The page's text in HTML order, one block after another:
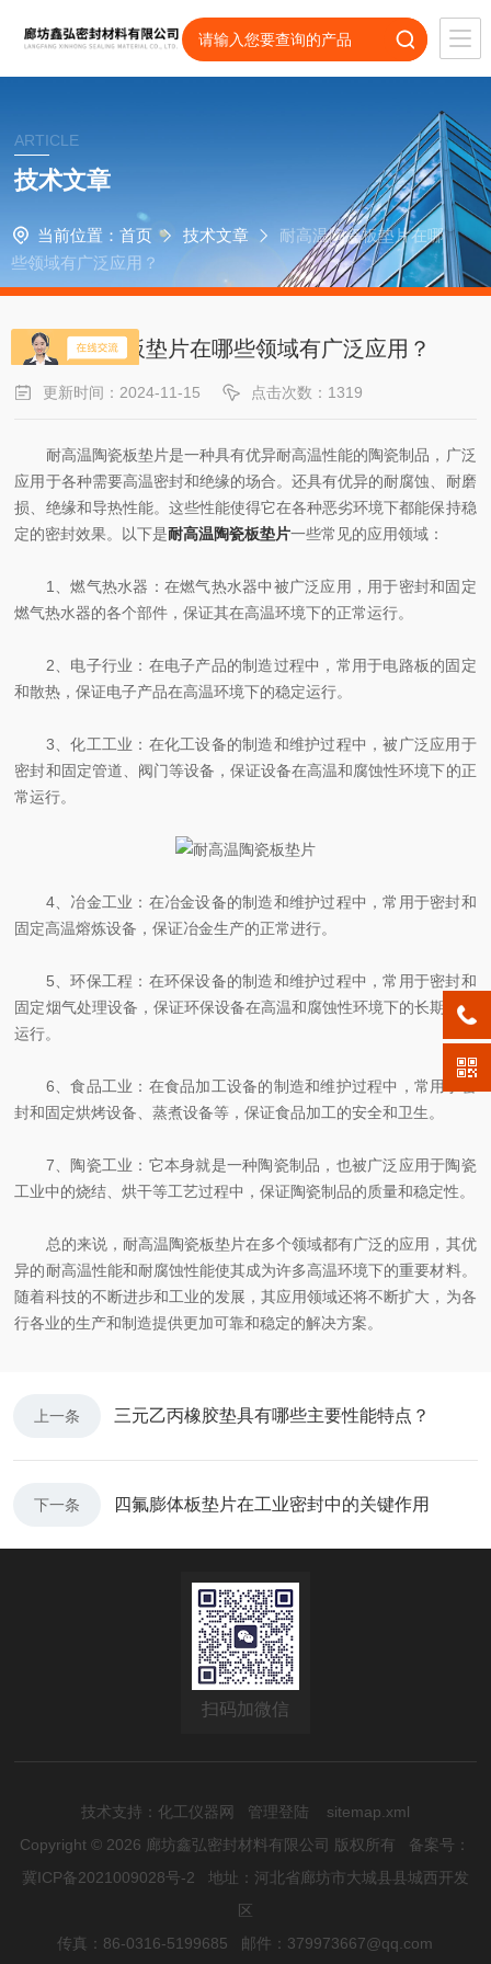
ARTICLE
技术文章
当前位置： 首页 技术文章
耐高温陶瓷板垫片在哪
些领域有广泛应用？
耐高温陶瓷板垫片在哪些领域有广泛应用？
更新时间：2024-11-15 点击次数：1319
耐高温陶瓷板垫片是一种具有优异耐高温性能的陶瓷制品，广泛
应用于各种需要高温密封和绝缘的场合。还具有优异的耐腐蚀、耐磨
损、绝缘和导热性能。这些性能使得它在各种恶劣环境下都能保持稳
定的密封效果。以下是耐高温陶瓷板垫片一些常见的应用领域：
1、燃气热水器：在燃气热水器中被广泛应用，用于密封和固定
燃气热水器的各个部件，保证其在高温环境下的正常运行。
2、电子行业：在电子产品的制造过程中，常用于电路板的固定
和散热，保证电子产品在高温环境下的稳定运行。
3、化工工业：在化工设备的制造和维护过程中，被广泛应用于
密封和固定管道、阀门等设备，保证设备在高温和腐蚀性环境下的正
常运行。
4、冶金工业：在冶金设备的制造和维护过程中，常用于密封和
固定高温熔炼设备，保证冶金生产的正常进行。
5、环保工程：在环保设备的制造和维护过程中，常用于密封和
固定烟气处理设备，保证环保设备在高温和腐蚀性环境下的长期稳定
运行。
6、食品工业：在食品加工设备的制造和维护过程中，常用于密
封和固定烘烤设备、蒸煮设备等，保证食品加工的安全和卫生。
7、陶瓷工业：它本身就是一种陶瓷制品，也被广泛应用于陶瓷
工业中的烧结、烘干等工艺过程中，保证陶瓷制品的质量和稳定性。
总的来说，耐高温陶瓷板垫片在多个领域都有广泛的应用，其优
异的耐高温性能和耐腐蚀性能使其成为许多高温环境下的重要材料。
随着科技的不断进步和工业的发展，其应用领域还将不断扩大，为各
行各业的生产和制造提供更加可靠和稳定的解决方案。
上一条 三元乙丙橡胶垫具有哪些主要性能特点？
下一条 四氟膨体板垫片在工业密封中的关键作用
扫码加微信
技术支持： 化工仪器网 管理登陆
sitemap.xml
Copyright © 2026 廊坊鑫弘密封材料有限公司 版权所有 备案号：
冀ICP备2021009028号-2 地址：河北省廊坊市大城县县城西开发
区
传真：86-0316-5199685 邮件：379973667@qq.com